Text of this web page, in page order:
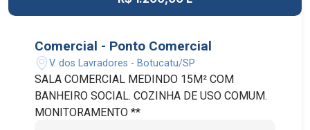
Comercial - Ponto Comercial
V. dos Lavradores - Botucatu/SP
SALA COMERCIAL MEDINDO 15M² COM
BANHEIRO SOCIAL. COZINHA DE USO COMUM.
MONITORAMENTO **